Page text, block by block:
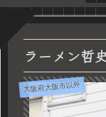
ラーメン哲
大阪府大阪市以外